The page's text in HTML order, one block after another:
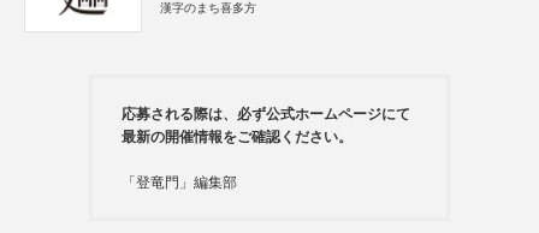
漢字のまち喜多方
応募される際は、必ず公式ホームページにて
最新の開催情報をご確認ください。
「登竜門」編集部